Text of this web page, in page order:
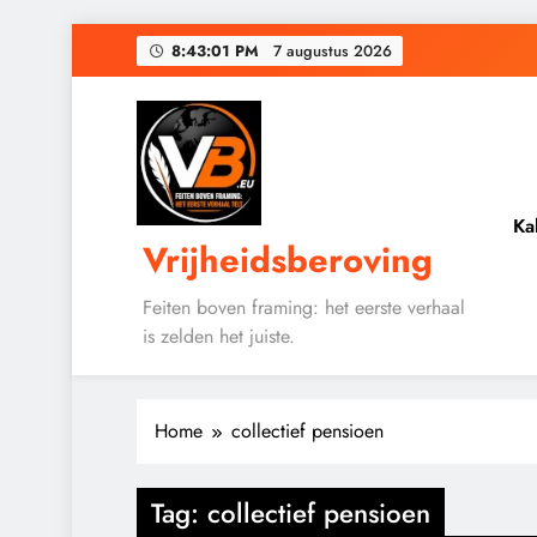
8:43:01 PM 7 augustus 2026
Waarom
De medicatie
Baudet
Vrijheidsberoving
Feiten boven framing: het eerste verhaal
is zelden het juiste.
Home collectief pensioen
Tag: collectief pensioen